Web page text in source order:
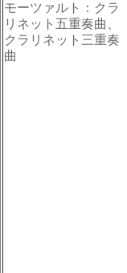
モーツァルト：クラ
リネット五重奏曲、
クラリネット三重奏
曲